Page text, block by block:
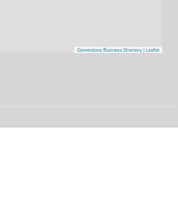
Connections Business Directory|Leaflet